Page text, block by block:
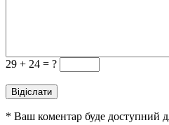
29 + 24 = ?
* Ваш коментар буде доступний